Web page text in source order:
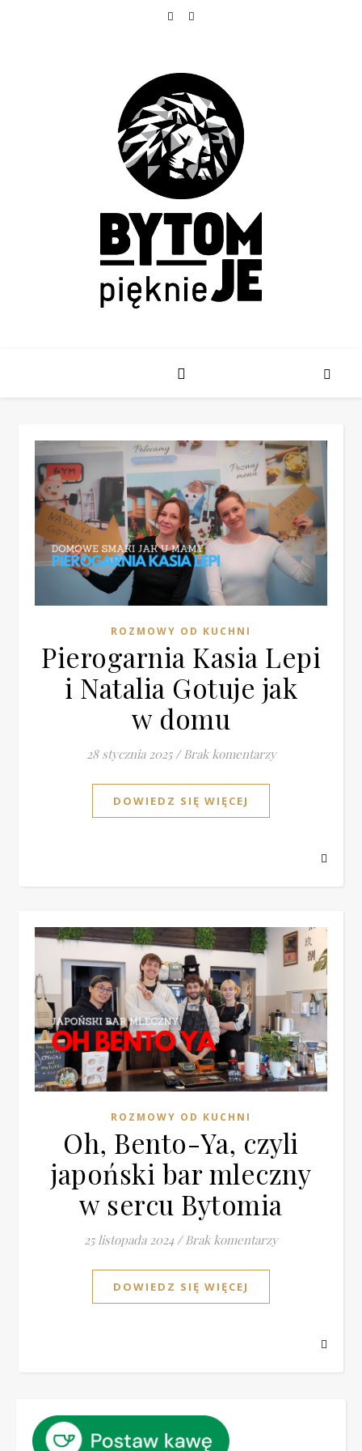
ROZMOWY OD KUCHNI
Pierogarnia Kasia Lepi
i Natalia Gotuje jak
w domu
28 stycznia 2025 / Brak komentarzy
DOWIEDZ SIĘ WIĘCEJ
ROZMOWY OD KUCHNI
Oh, Bento-Ya, czyli
japoński bar mleczny
w sercu Bytomia
25 listopada 2024 / Brak komentarzy
DOWIEDZ SIĘ WIĘCEJ